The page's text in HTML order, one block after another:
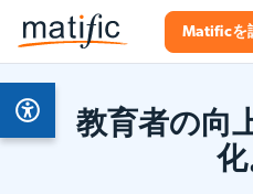
Matificを
教育者の向
化